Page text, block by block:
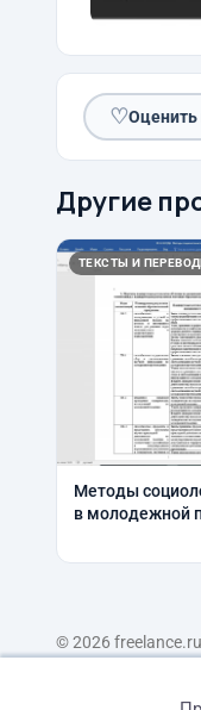
♡Оценить
Другие
ТЕКСТЫ И
Методы
в молодежной
© 2026 freelance.ru